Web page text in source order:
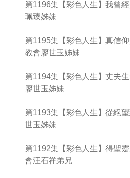
第1196集【彩色人生】我曾
珮臻姊妹
第1195集【彩色人生】真信
教會廖世玉姊妹
第1194集【彩色人生】丈夫
廖世玉姊妹
第1193集【彩色人生】從絕
世玉姊妹
第1192集【彩色人生】得聖
會汪石祥弟兄